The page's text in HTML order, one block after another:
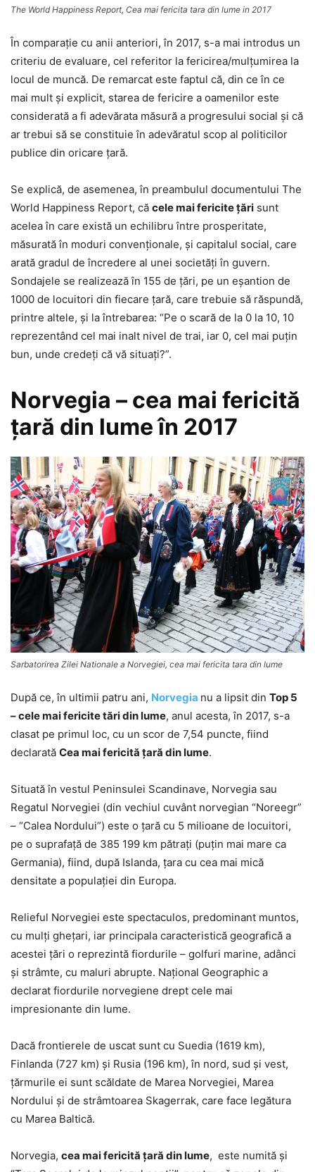
The World Happiness Report, Cea mai fericita tara din lume in 2017
În comparaţie cu anii anteriori, în 2017, s-a mai introdus un
criteriu de evaluare, cel referitor la fericirea/mulţumirea la
locul de muncă. De remarcat este faptul că, din ce în ce
mai mult şi explicit, starea de fericire a oamenilor este
considerată a fi adevărata măsură a progresului social şi că
ar trebui să se constituie în adevăratul scop al politicilor
publice din oricare ţară.
Se explică, de asemenea, în preambulul documentului The
World Happiness Report, că cele mai fericite ţări sunt
acelea în care există un echilibru între prosperitate,
măsurată în moduri convenţionale, şi capitalul social, care
arată gradul de încredere al unei societăţi în guvern.
Sondajele se realizează în 155 de ţări, pe un eşantion de
1000 de locuitori din fiecare ţară, care trebuie să răspundă,
printre altele, şi la întrebarea: “Pe o scară de la 0 la 10, 10
reprezentând cel mai inalt nivel de trai, iar 0, cel mai puţin
bun, unde credeţi că vă situaţi?”.
Norvegia – cea mai fericită
ţară din lume în 2017
Sarbatorirea Zilei Nationale a Norvegiei, cea mai fericita tara din lume
După ce, în ultimii patru ani, Norvegia nu a lipsit din Top 5
– cele mai fericite tări din lume, anul acesta, în 2017, s-a
clasat pe primul loc, cu un scor de 7,54 puncte, fiind
declarată Cea mai fericită ţară din lume.
Situată în vestul Peninsulei Scandinave, Norvegia sau
Regatul Norvegiei (din vechiul cuvânt norvegian “Noreegr”
– “Calea Nordului”) este o ţară cu 5 milioane de locuitori,
pe o suprafaţă de 385 199 km pătraţi (puţin mai mare ca
Germania), fiind, după Islanda, ţara cu cea mai mică
densitate a populaţiei din Europa.
Relieful Norvegiei este spectaculos, predominant muntos,
cu mulţi gheţari, iar principala caracteristică geografică a
acestei ţări o reprezintă fiordurile – golfuri marine, adânci
şi strâmte, cu maluri abrupte. Naţional Geographic a
declarat fiordurile norvegiene drept cele mai
impresionante din lume.
Dacă frontierele de uscat sunt cu Suedia (1619 km),
Finlanda (727 km) şi Rusia (196 km), în nord, sud şi vest,
ţărmurile ei sunt scăldate de Marea Norvegiei, Marea
Nordului şi de strâmtoarea Skagerrak, care face legătura
cu Marea Baltică.
Norvegia, cea mai fericită ţară din lume, este numită şi